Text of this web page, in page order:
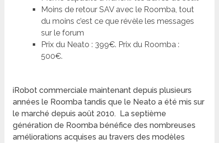
Moins de retour SAV avec le Roomba, tout
du moins c’est ce que révèle les messages
sur le forum
Prix du Neato : 399€. Prix du Roomba :
500€.
iRobot commerciale maintenant depuis plusieurs
années le Roomba tandis que le Neato a été mis sur
le marché depuis août 2010. La septième
génération de Roomba bénéfice des nombreuses
améliorations acquises au travers des modèles